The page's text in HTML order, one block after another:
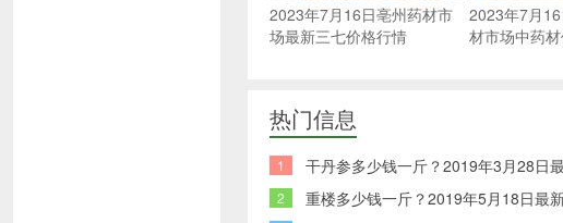
2023年7月16日亳州药材市
场最新三七价格行情
2023年7月
材市场中药
热门信息
1 干丹参多少钱一斤？2019年3月28日
2 重楼多少钱一斤？2019年5月18日最